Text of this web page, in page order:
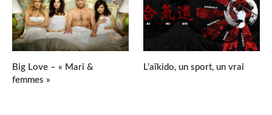
Big Love – « Mari &
femmes »
L’aïkido, un sport, un vrai